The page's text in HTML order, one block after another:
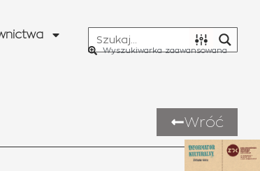
Wyszukiwarka zaawansowana
Wróć